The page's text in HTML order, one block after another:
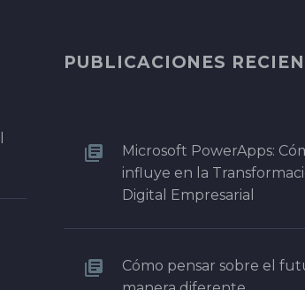
PUBLICACIONES
Microsoft PowerApps:
influye en la
Digital Empresarial
Cómo pensar sobre el